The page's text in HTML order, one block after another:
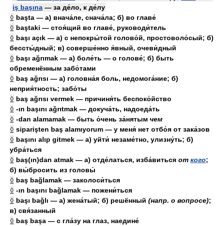
iş başına — за де́ло, к де́лу
◊ başta — а) внача́ле, снача́ла; б) во главе́
◊ baştaki — стоя́щий во главе́, руководи́тель
◊ başı açık — а) с непокры́той голово́й, простоволо́сый; б)
бессты́дный; в) соверше́нно я́вный, очеви́дный
◊ başı ağrımak — а) боле́ть — о голове́; б) быть
обременённым забо́тами
◊ baş ağrısı — а) головна́я боль, недомога́ние; б)
неприя́тность; забо́ты
◊ baş ağrısı vermek — причиня́ть беспоко́йство
◊ -ın başını ağrıtmak — докуча́ть, надоеда́ть
◊ -dan alamamak — быть о́чень за́нятым чем
◊ siparişten baş alamıyorum — у меня́ нет отбо́я от зака́зов
◊ başını alıp gitmek — а) уйти́ незаме́тно, улизну́ть; б)
убра́ться
◊ baş(ın)dan atmak — а) отде́латься, изба́виться от кого;
б) вы́бросить из головы́
◊ baş bağlamak — заколоси́ться
◊ -ın başını bağlamak — пожени́ться
◊ başı bağlı — а) жена́тый; б) решённый (напр. о вопросе);
в) свя́занный
◊ baş başa — с гла́зу на глаз, наедине́